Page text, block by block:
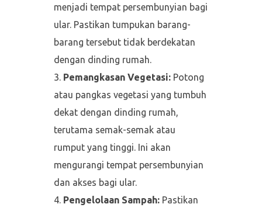
menjadi tempat persembunyian bagi
ular. Pastikan tumpukan barang-
barang tersebut tidak berdekatan
dengan dinding rumah.
Pemangkasan Vegetasi:Potong
atau pangkas vegetasi yang tumbuh
dekat dengan dinding rumah,
terutama semak-semak atau
rumput yang tinggi. Ini akan
mengurangi tempat persembunyian
dan akses bagi ular.
Pengelolaan Sampah:Pastikan